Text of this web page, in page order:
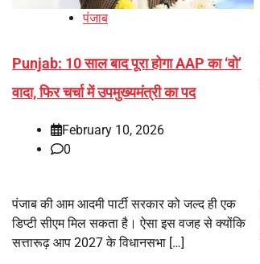
पंजाब
Punjab: 10 साल बाद पूरा होगा AAP का ‘वो’
वादा, फिर चर्चा में उपमुख्यमंत्री का पद
February 10, 2026
0
पंजाब की आम आदमी पार्टी सरकार को जल्द ही एक
डिप्टी सीएम मिल सकता है। ऐसा इस वजह से क्योंकि
सत्तारूढ़ आप 2027 के विधानसभा […]